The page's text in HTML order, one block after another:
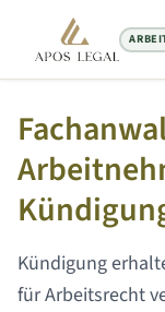
Startseite/
Kündigung
für Arbeitsrecht